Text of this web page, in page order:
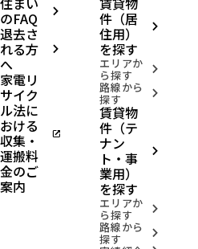
のFAQ arrow_forward_ios
退去さ
れる方
へ
arrow_forward_ios
家電リ
サイク
ル法に
おける
収集・
運搬料
金のご
案内
open_in_new
件（居
住用）
を探す
arrow_forward_ios
エリアか
ら探す arrow_forward_ios
路線から
探す arrow_forward_ios
賃貸物
件（テ
ナン
ト・事
業用）
を探す
arrow_forward_ios
エリアか
ら探す arrow_forward_ios
路線から
探す arrow_forward_ios